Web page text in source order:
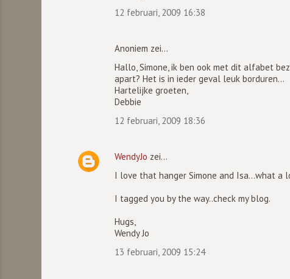
12 februari, 2009 16:38
Anoniem zei…
Hallo, Simone, ik ben ook met dit alfabet
apart? Het is in ieder geval leuk borduren...
Hartelijke groeten,
Debbie
12 februari, 2009 18:36
WendyJo zei…
I love that hanger Simone and Isa...what a
I tagged you by the way..check my blog.
Hugs,
Wendy Jo
13 februari, 2009 15:24